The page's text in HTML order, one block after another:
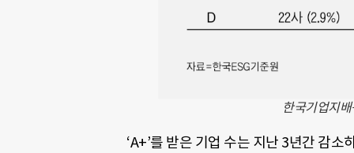
한국기업지
‘A+’를 받은 기업 수는 지난 3년간 감